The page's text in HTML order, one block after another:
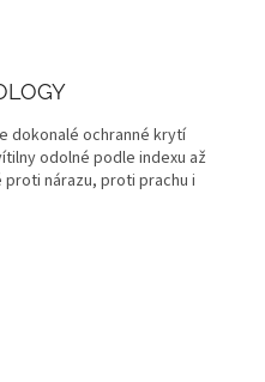
dokonalé ochranné krytí
odolné podle indexu až
proti nárazu, proti prachu i